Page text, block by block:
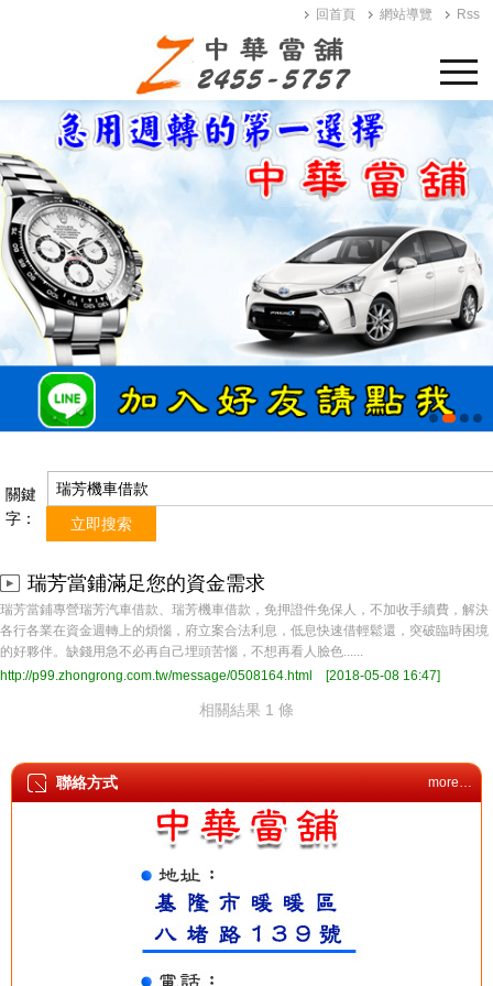
回首頁 網站導覽 Rss
關鍵
字：
瑞芳當鋪滿足您的資金需求
瑞芳當鋪專營瑞芳汽車借款、瑞芳機車借款，免押證件免保人，不加收手續費，解決
各行各業在資金週轉上的煩惱，府立案合法利息，低息快速借輕鬆還，突破臨時困境
的好夥伴。缺錢用急不必再自己埋頭苦惱，不想再看人臉色......
http://p99.zhongrong.com.tw/message/0508164.html
[2018-05-08 16:47]
相關結果 1 條
聯絡方式 more…